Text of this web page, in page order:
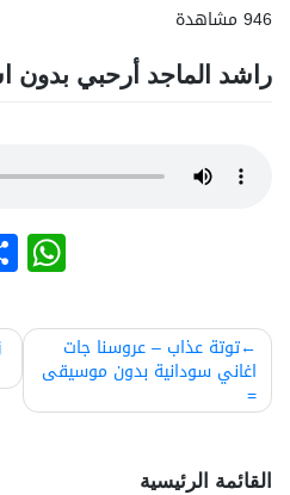
946 مشاهدة
راشد الماجد أرحبي بدون
تصفّح
المقالات
توتة عذاب – عروسنا جات
اغاني سودانية بدون موسيقى
=
القائمة الرئيسية